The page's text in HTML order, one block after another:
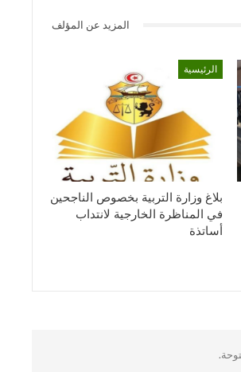
المزيد عن المؤلف
الرئيسية
بلاغ وزارة التربية بخصوص الناجحين
في المناظرة الخارجية لانتداب
أساتذة